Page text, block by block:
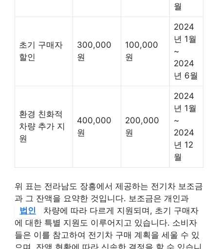
월
초기 구매자
할인
300,000
원
100,000
원
2024
년 1월
~
2024
년 6월
환경 친화적
차량 추가 지
원
400,000
원
200,000
원
2024
년 1월
~
2024
년 12
월
위 표는 전라남도 장흥에서 제공하는 전기차 보조금
과 그 잔액을 요약한 것입니다. 보조금은 개인과
법인
차량에 따라 다르게 지원되며, 초기 구매자
에 대한 특별 지원도 이루어지고 있습니다. 소비자
들은 이를 참고하여 전기차 구매 계획을 세울 수 있
으며, 잔액 현황에 따라 신속한 결정을 할 수 있습니